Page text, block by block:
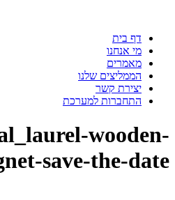
דף בית
מי אנחנו
מאמרים
הממליצים שלנו
יצירת קשר
התחברות למערכת
wooden-
save-the-date